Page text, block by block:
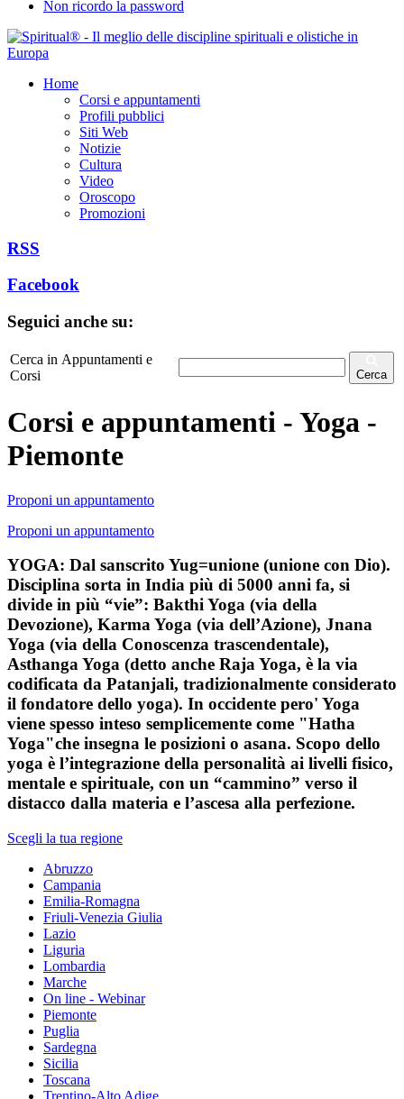
Non ricordo la password
Home
Corsi e appuntamenti
Profili pubblici
Siti Web
Notizie
Cultura
Video
Oroscopo
Promozioni
RSS
Facebook
Seguici anche su:
Cerca in Appuntamenti e
Corsi
Cerca
Corsi e appuntamenti - Yoga -
Piemonte
Proponi un appuntamento
Proponi un appuntamento
YOGA: Dal sanscrito Yug=unione (unione con Dio).
Disciplina sorta in India più di 5000 anni fa, si
divide in più “vie”: Bakthi Yoga (via della
Devozione), Karma Yoga (via dell’Azione), Jnana
Yoga (via della Conoscenza trascendentale),
Asthanga Yoga (detto anche Raja Yoga, è la via
codificata da Patanjali, tradizionalmente considerato
il fondatore dello yoga). In occidente pero' Yoga
viene spesso inteso semplicemente come "Hatha
Yoga"che insegna le posizioni o asana. Scopo dello
yoga è l’integrazione della personalità ai livelli fisico,
mentale e spirituale, con un “cammino” verso il
distacco dalla materia e l’ascesa alla perfezione.
Scegli la tua regione
Abruzzo
Campania
Emilia-Romagna
Friuli-Venezia Giulia
Lazio
Liguria
Lombardia
Marche
On line - Webinar
Piemonte
Puglia
Sardegna
Sicilia
Toscana
Trentino-Alto Adige